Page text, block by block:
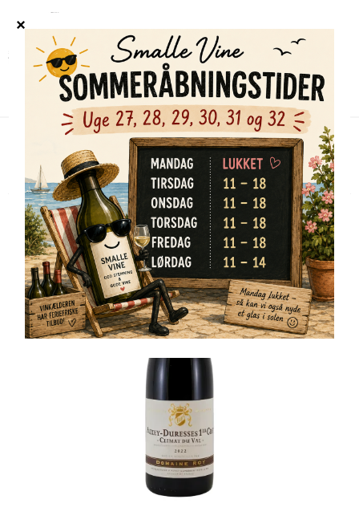
Shop / Alle vine /
Domaine Roy, Auxey-Duresses, 1. Cru, Climat du
TILBUD